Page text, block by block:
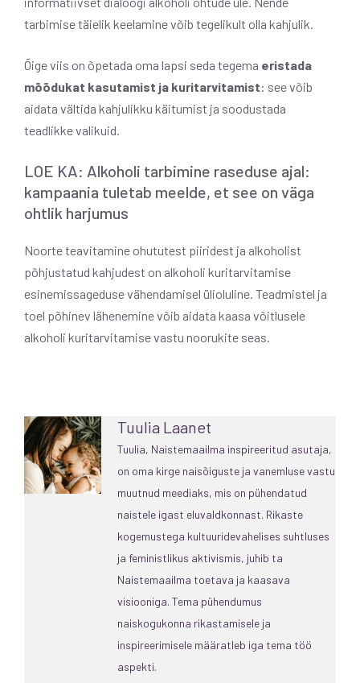
tarbimise täielik keelamine võib tegelikult olla kahjulik.
Õige viis on õpetada oma lapsi seda tegema eristada
mõõdukat kasutamist ja kuritarvitamist: see võib
aidata vältida kahjulikku käitumist ja soodustada
teadlikke valikuid.
LOE KA: Alkoholi tarbimine raseduse ajal:
kampaania tuletab meelde, et see on väga
ohtlik harjumus
Noorte teavitamine ohututest piiridest ja alkoholist
põhjustatud kahjudest on alkoholi kuritarvitamise
esinemissageduse vähendamisel ülioluline. Teadmistel ja
toel põhinev lähenemine võib aidata kaasa võitlusele
alkoholi kuritarvitamise vastu noorukite seas.
Tuulia Laanet
Tuulia, Naistemaailma inspireeritud asutaja,
on oma kirge naisõiguste ja vanemluse vastu
muutnud meediaks, mis on pühendatud
naistele igast eluvaldkonnast. Rikaste
kogemustega kultuuridevahelises suhtluses
ja feministlikus aktivismis, juhib ta
Naistemaailma toetava ja kaasava
visiooniga. Tema pühendumus
naiskogukonna rikastamisele ja
inspireerimisele määratleb iga tema töö
aspekti.